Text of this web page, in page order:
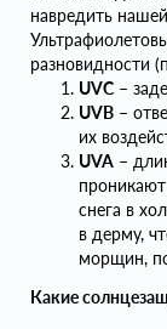
навредить
разновидности
UVC –
UVB –
их
UVA –
снега в
в дерму,
морщин,
Какие